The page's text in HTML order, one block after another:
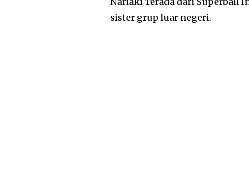
sister grup luar negeri.